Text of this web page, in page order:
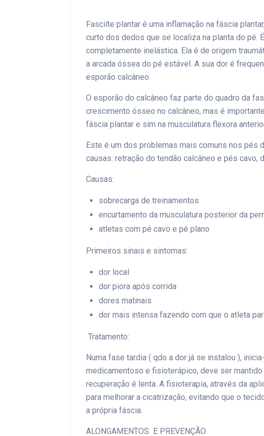
Fasciíte plantar é uma inflamação na fáscia
curto dos dedos que se localiza na planta do pé.
completamente inelástica. Ela é de origem
a arcada óssea do pé estável. A sua dor é
esporão calcâneo.
O esporão do calcâneo faz parte do quadro da
crescimento ósseo no calcâneo, mas é
fáscia plantar e sim na musculatura flexora
Este é um dos problemas mais comuns nos pés
causas: retração do tendão calcâneo e pés cavo,
Causas:
sobrecarga de treinamentos
encurtamento da musculatura posterior da
atletas com pé cavo e pé plano
Primeiros sinais e sintomas:
dor local
dor piora após corrida
dores matinais
dor mais intensa fazendo com que o atleta
Tratamento:
Numa fase tardia ( qdo a dor já se instalou ),
medicamentoso e fisioterápico, deve ser
recuperação é lenta. A fisioterapia, através da
para melhorar a cicatrização, evitando que o
a própria fáscia.
ALONGAMENTOS E PREVENÇÃO